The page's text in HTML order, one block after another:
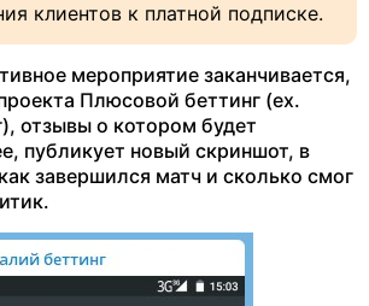
клиентов к платной подписке.
мероприятие заканчивается,
Плюсовой беттинг (ex.
отзывы о котором будет
публикует новый скриншот, в
завершился матч и сколько смог